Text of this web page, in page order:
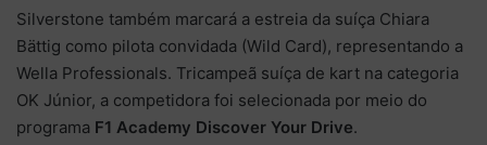
Silverstone também marcará a estreia da suíça Chiara
Bättig como pilota convidada (Wild Card), representando a
Wella Professionals. Tricampeã suíça de kart na categoria
OK Júnior, a competidora foi selecionada por meio do
programa F1 Academy Discover Your Drive.